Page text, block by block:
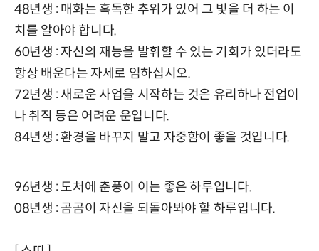
48년생 : 매화는 혹독한 추위가 있어 그 빛을 더 하는 이
치를 알아야 합니다.
60년생 : 자신의 재능을 발휘할 수 있는 기회가 있더라도
항상 배운다는 자세로 임하십시오.
72년생 : 새로운 사업을 시작하는 것은 유리하나 전업이
나 취직 등은 어려운 운입니다.
84년생 : 환경을 바꾸지 말고 자중함이 좋을 것입니다.
96년생 : 도처에 춘풍이 이는 좋은 하루입니다.
08년생 : 곰곰이 자신을 되돌아봐야 할 하루입니다.